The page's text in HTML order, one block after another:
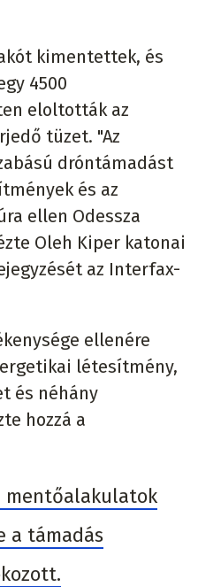
kimentettek, és
4500
eloltották az
tüzet. "Az
dróntámadást
és az
ellen Odessza
Oleh Kiper katonai
az Interfax-
ellenére
létesítmény,
és néhány
hozzá a
mentőalakulatok
a támadás